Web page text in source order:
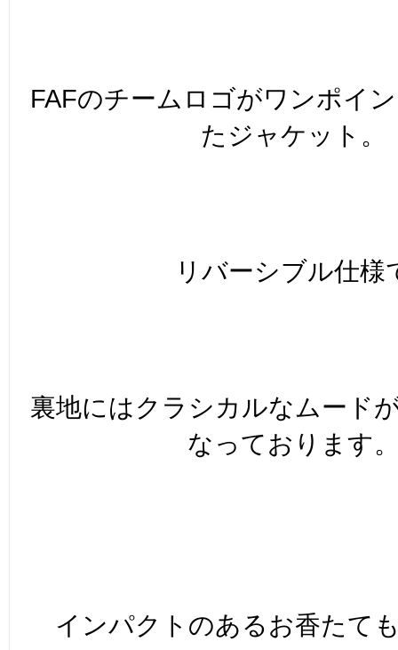
FAFのチームロゴがワンポイ
たジャケット。
リバーシブル仕様
裏地にはクラシカルなムード
なっております
インパクトのあるお香たて